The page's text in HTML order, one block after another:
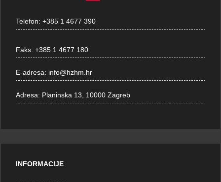
Telefon:+385 1 4677 390
Faks:+385 1 4677 180
E-adresa: info@hzhm.hr
Adresa: Planinska 13, 10000 Zagreb
INFORMACIJE